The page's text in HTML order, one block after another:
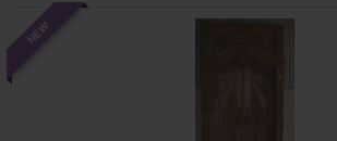
NEW